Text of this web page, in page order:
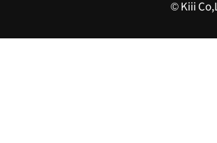
© Kiii